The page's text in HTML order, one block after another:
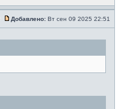
Добавлено: Вт сен 09 2025 22:51